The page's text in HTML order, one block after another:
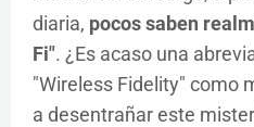
diaria, pocos saben
Fi". ¿Es acaso una
"Wireless Fidelity" como
a desentrañar este